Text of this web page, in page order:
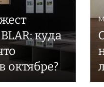
куда
октябре?